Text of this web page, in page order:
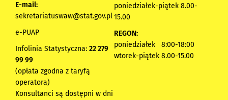
E-mail:
sekretariatuswaw@stat.gov.pl
e-PUAP
Infolinia Statystyczna: 22 279
99 99
(opłata zgodna z taryfą
operatora)
Konsultanci są dostępni w dni
poniedziałek-piątek 8.00-
15.00
REGON:
poniedziałek 8:00-18:00
wtorek-piątek 8.00-15.00